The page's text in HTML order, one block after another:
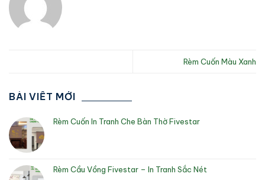
BÀI VIẾT MỚI
Rèm Cuốn In Tranh Che Bàn Thờ Fivestar
Rèm Cầu Vồng Fivestar – In Tranh Sắc Nét
Rèm Cuốn Màu Xanh